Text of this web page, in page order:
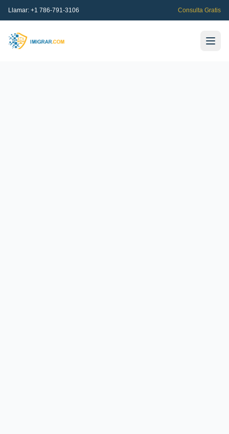
Llamar: +1 786-791-3106 Consulta Gratis